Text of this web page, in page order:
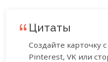
Цитаты
Создайте карточку
Pinterest, VK или